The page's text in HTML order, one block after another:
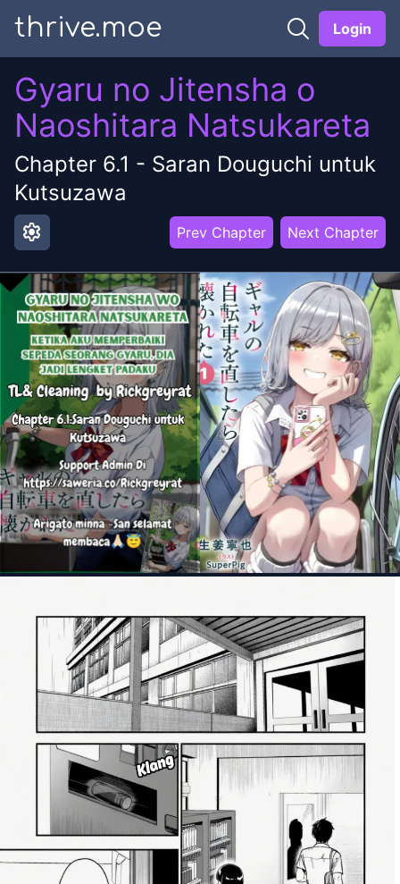
thrive.moe Login
Gyaru no Jitensha o
Naoshitara Natsukareta
Chapter 6.1 - Saran Douguchi untuk
Kutsuzawa
settings Prev Chapter Next Chapter